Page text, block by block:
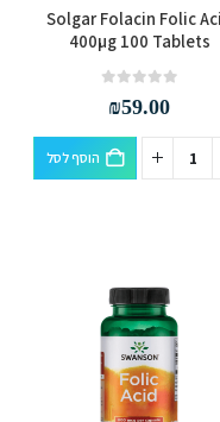
Solgar Folacin Folic
400µg 100 Tablets
₪59.00
הוסף לסל